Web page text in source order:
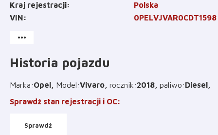
Kraj rejestracji
Polska
VIN
0PELVJVAR0CDT1598
more_horiz
Historia pojazdu
Marka:Opel Model:Vivaro rocznik:2018 paliwo:Diesel
Sprawdź stan rejestracji i OC:
Sprawdź